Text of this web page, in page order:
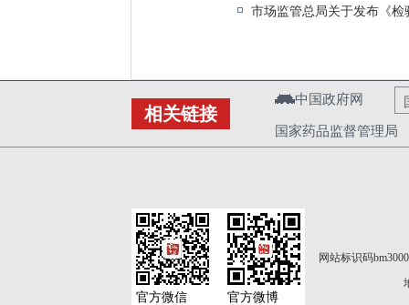
市场监管总局关于发布《
相关链接
中国政府网
国家药品监督管理局
网站标识码
官方微信 官方微博